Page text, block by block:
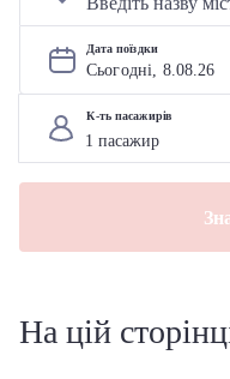
Дата поїздки
Сьогодні, 8.08.26
К-ть пасажирів
На цій